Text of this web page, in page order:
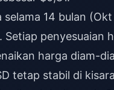
14 bulan
penyesuaian
harga diam-
tetap stabil di